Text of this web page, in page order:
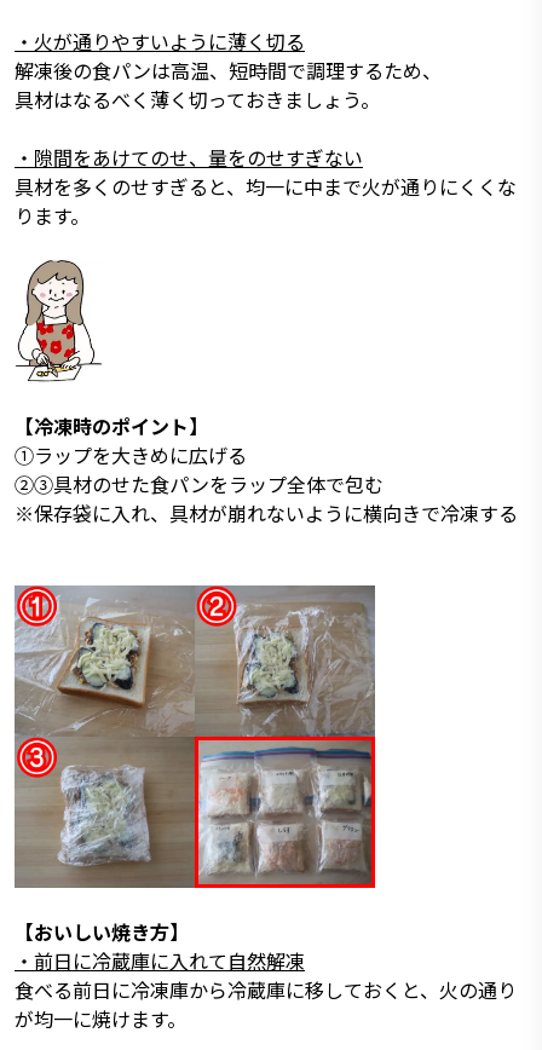
・火が通りやすいように薄く切る
解凍後の食パンは高温、短時間で調理するため、
具材はなるべく薄く切っておきましょう。
・隙間をあけてのせ、量をのせすぎない
具材を多くのせすぎると、均一に中まで火が通りにくくな
ります。
【冷凍時のポイント】
①ラップを大きめに広げる
②③具材のせた食パンをラップ全体で包む
※保存袋に入れ、具材が崩れないように横向きで冷凍する
【おいしい焼き方】
・前日に冷蔵庫に入れて自然解凍
食べる前日に冷凍庫から冷蔵庫に移しておくと、火の通り
が均一に焼けます。